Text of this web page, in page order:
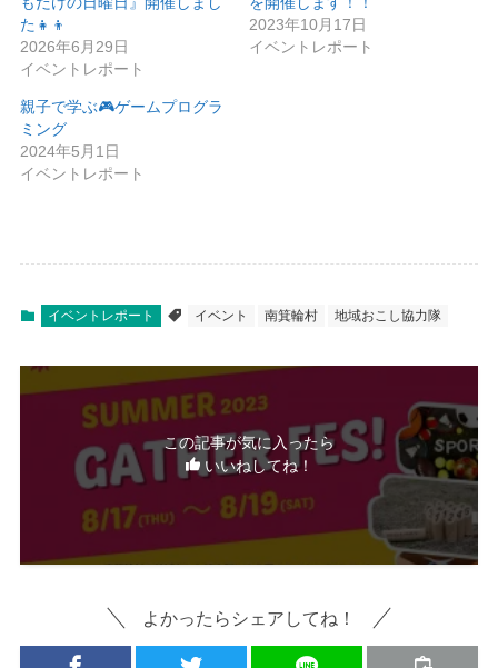
た👧👦
2026年6月29日
イベントレポート
2023年10月17日
イベントレポート
親子で学ぶ🎮ゲームプログラ
ミング
2024年5月1日
イベントレポート
イベントレポート イベント 南箕輪村 地域おこし協力隊
この記事が気に入ったら
いいねしてね！
よかったらシェアしてね！